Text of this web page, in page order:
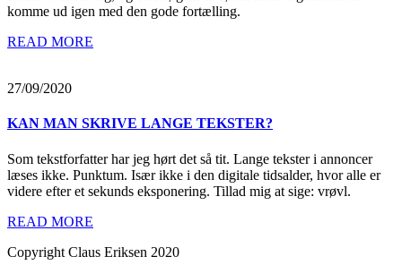
komme ud igen med den gode fortælling.
READ MORE
27/09/2020
KAN MAN SKRIVE LANGE TEKSTER?
Som tekstforfatter har jeg hørt det så tit. Lange tekster i annoncer
læses ikke. Punktum. Især ikke i den digitale tidsalder, hvor alle er
videre efter et sekunds eksponering. Tillad mig at sige: vrøvl.
READ MORE
Copyright Claus Eriksen 2020